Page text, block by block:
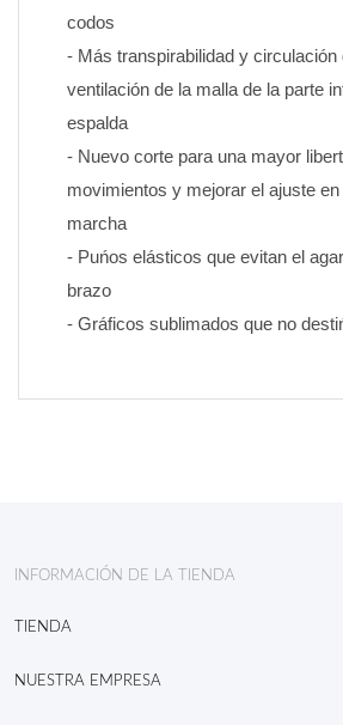
codos
- Más transpirabilidad y circulación
ventilación de la malla de la parte
espalda
- Nuevo corte para una mayor
movimientos y mejorar el ajuste
marcha
- Puńos elásticos que evitan el
brazo
- Gráficos sublimados que no
INFORMACIÓN DE LA TIENDA
TIENDA
NUESTRA EMPRESA